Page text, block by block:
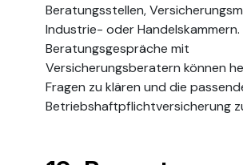
Beratungsstellen,
Industrie- oder Handelskammern.
Beratungsgespräche mit
Versicherungsberatern können
Fragen zu klären und die
Betriebshaftpflichtversicherung